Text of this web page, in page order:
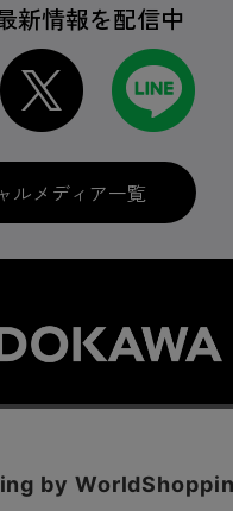
新情報を配信中
ルメディア一覧
シー International Shipping